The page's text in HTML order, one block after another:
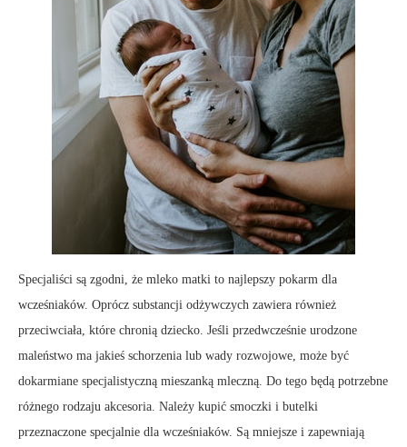
Specjaliści są zgodni, że mleko matki to najlepszy pokarm dla
wcześniaków. Oprócz substancji odżywczych zawiera również
przeciwciała, które chronią dziecko. Jeśli przedwcześnie urodzone
maleństwo ma jakieś schorzenia lub wady rozwojowe, może być
dokarmiane specjalistyczną mieszanką mleczną. Do tego będą potrzebne
różnego rodzaju akcesoria. Należy kupić smoczki i butelki
przeznaczone specjalnie dla wcześniaków. Są mniejsze i zapewniają